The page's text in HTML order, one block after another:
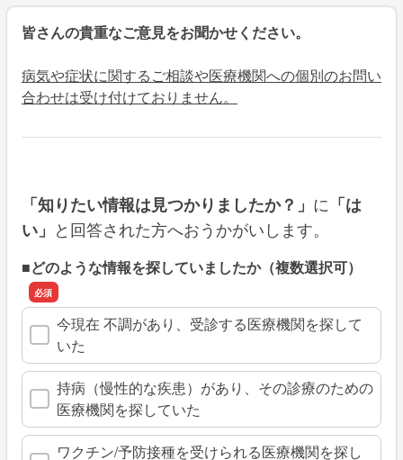
皆さんの貴重なご意見をお聞かせください。
病気や症状に関するご相談や医療機関への個別のお問い
合わせは受け付けておりません。
「知りたい情報は見つかりましたか？」 に 「は
い」 と回答された方へおうかがいします。
■どのような情報を探していましたか（複数選択可）
今現在 不調があり、受診する医療機関を探して
いた
持病（慢性的な疾患）があり、その診療のための
医療機関を探していた
ワクチン/予防接種を受けられる医療機関を探し